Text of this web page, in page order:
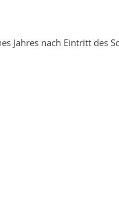
Jahres nach Eintritt des